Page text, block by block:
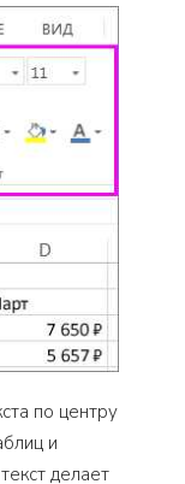
по центру
и
делает